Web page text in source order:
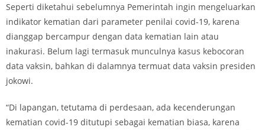
Seperti diketahui sebelumnya Pemerintah ingin mengeluarkan
indikator kematian dari parameter penilai covid-19, karena
dianggap bercampur dengan data kematian lain atau
inakurasi. Belum lagi termasuk munculnya kasus kebocoran
data vaksin, bahkan di dalamnya termuat data vaksin presiden
jokowi.
“Di lapangan, tetutama di perdesaan, ada kecenderungan
kematian covid-19 ditutupi sebagai kematian biasa, karena